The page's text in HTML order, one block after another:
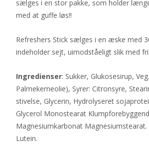
sælges i en stor pakke, som holder
med at guffe løs!!
Refreshers Stick sælges i en æske med
indeholder sejt, uimodståeligt slik med
Ingredienser: Sukker, Glukosesirup,
Palmekerneolie), Syrer: Citronsyre,
stivelse, Glycerin, Hydrolyseret
Glycerol Monostearat
Magnesiumkarbonat Magnesiumstearat.
Lutein.